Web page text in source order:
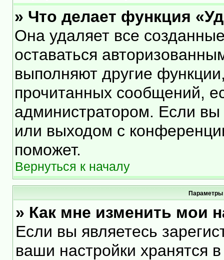
» Что делает функция
Она удаляет все
оставаться
выполняют другие
прочитанных сообщений,
администратором. Если
или выходом с
поможет.
Вернуться к началу
Параметры
» Как мне изменить мои
Если вы являетесь
ваши настройки хранятся